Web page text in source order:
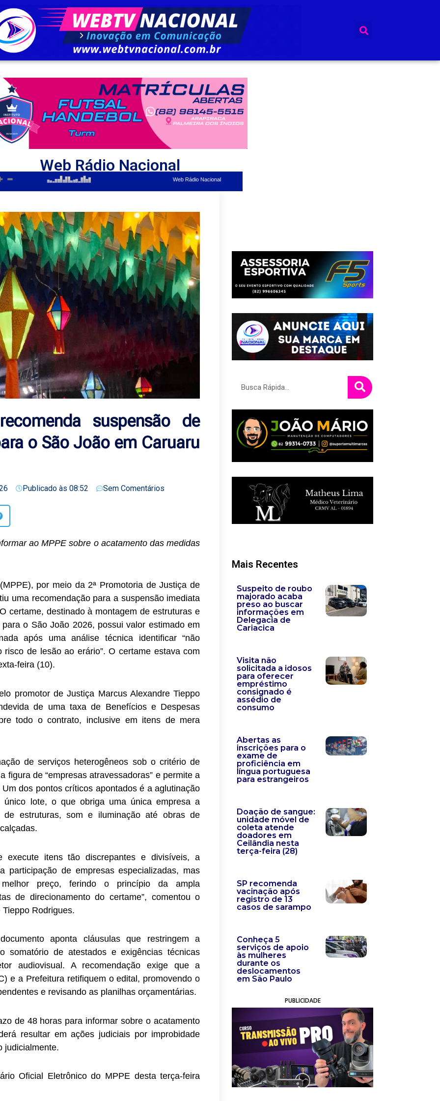
Web Rádio Nacional
suspensão de
o São João em Caruaru
Publicado às 08:52 Sem Comentários
ao MPPE sobre o acatamento das medidas
por meio da 2ª Promotoria de Justiça de
uma recomendação para a suspensão imediata
certame, destinado à montagem de estruturas e
o São João 2026, possui valor estimado em
após uma análise técnica identificar “não
de lesão ao erário”. O certame estava com
feira (10).
promotor de Justiça Marcus Alexandre Tieppo
de uma taxa de Benefícios e Despesas
todo o contrato, inclusive em itens de mera
de serviços heterogêneos sob o critério de
figura de “empresas atravessadoras” e permite a
dos pontos críticos apontados é a aglutinação
lote, o que obriga uma única empresa a
estruturas, som e iluminação até obras de
execute itens tão discrepantes e divisíveis, a
participação de empresas especializadas, mas
preço, ferindo o princípio da ampla
de direcionamento do certame”, comentou o
Rodrigues.
aponta cláusulas que restringem a
somatório de atestados e exigências técnicas
audiovisual. A recomendação exige que a
e a Prefeitura retifiquem o edital, promovendo o
e revisando as planilhas orçamentárias.
de 48 horas para informar sobre o acatamento
resultar em ações judiciais por improbidade
judicialmente.
Oficial Eletrônico do MPPE desta terça-feira
Mais Recentes
Suspeito de roubo
majorado acaba
preso ao buscar
informações em
Delegacia de
Cariacica
Visita não
solicitada a idosos
para oferecer
empréstimo
consignado é
assédio de
consumo
Abertas as
inscrições para o
exame de
proficiência em
língua portuguesa
para estrangeiros
Doação de sangue:
unidade móvel de
coleta atende
doadores em
Ceilândia nesta
terça-feira (28)
SP recomenda
vacinação após
registro de 13
casos de sarampo
Conheça 5
serviços de apoio
às mulheres
durante os
deslocamentos
em São Paulo
PUBLICIDADE